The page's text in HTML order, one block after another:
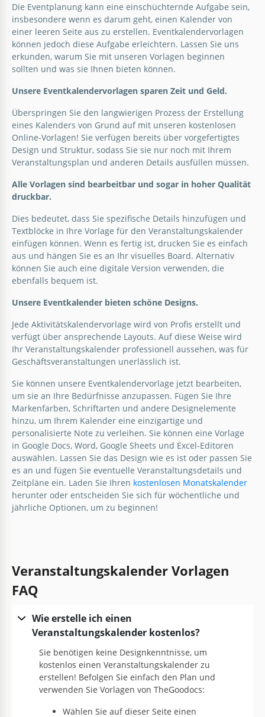
2024 Feiertagskalender
Ein kosten- und bearbeitbares
Monatskalendervorlage kann nur auf unserer
Website gefunden werden!
Spezieller Veranstaltungskalender 2021
Terminplan für 2021? Es ist an der Zeit, sie alle in
von unserem großartigen Template?
Google Docs
Weihnachts-Eventkalender
Unser einzigartiges Weihnachts-Event-Kalender-
Template ist eine großartige Möglichkeit, um dein
auffälliges, abstraktes Weihnachtsdesign ist dafür
perfekt.
Google Docs
Die Eventplanung kann eine einschüchternde Aufgabe sein,
insbesondere wenn es darum geht, einen Kalender von
einer leeren Seite aus zu erstellen. Eventkalendervorlagen
können jedoch diese Aufgabe erleichtern. Lassen Sie uns
erkunden, warum Sie mit unseren Vorlagen beginnen
sollten und was sie Ihnen bieten können.
Unsere Eventkalendervorlagen sparen Zeit und Geld.
Überspringen Sie den langwierigen Prozess der Erstellung
eines Kalenders von Grund auf mit unseren kostenlosen
Online-Vorlagen! Sie verfügen bereits über vorgefertigtes
Design und Struktur, sodass Sie sie nur noch mit Ihrem
Veranstaltungsplan und anderen Details ausfüllen müssen.
Alle Vorlagen sind bearbeitbar und sogar in hoher Qualität
druckbar.
Dies bedeutet, dass Sie spezifische Details hinzufügen und
Textblöcke in Ihre Vorlage für den Veranstaltungskalender
einfügen können. Wenn es fertig ist, drucken Sie es einfach
aus und hängen Sie es an Ihr visuelles Board. Alternativ
können Sie auch eine digitale Version verwenden, die
ebenfalls bequem ist.
Unsere Eventkalender bieten schöne Designs.
Jede Aktivitätskalendervorlage wird von Profis erstellt und
verfügt über ansprechende Layouts. Auf diese Weise wird
Ihr Veranstaltungskalender professionell aussehen, was für
Geschäftsveranstaltungen unerlässlich ist.
Sie können unsere Eventkalendervorlage jetzt bearbeiten,
um sie an Ihre Bedürfnisse anzupassen. Fügen Sie Ihre
Markenfarben, Schriftarten und andere Designelemente
hinzu, um Ihrem Kalender eine einzigartige und
personalisierte Note zu verleihen. Sie können eine Vorlage
in Google Docs, Word, Google Sheets und Excel-Editoren
auswählen. Lassen Sie das Design wie es ist oder passen Sie
es an und fügen Sie eventuelle Veranstaltungsdetails und
Zeitpläne ein. Laden Sie Ihren kostenlosen Monatskalender
herunter oder entscheiden Sie sich für wöchentliche und
jährliche Optionen, um zu beginnen!
Veranstaltungskalender Vorlagen
FAQ
Wie erstelle ich einen
Veranstaltungskalender kostenlos?
Sie benötigen keine Designkenntnisse, um
kostenlos einen Veranstaltungskalender zu
erstellen! Befolgen Sie einfach den Plan und
verwenden Sie Vorlagen von TheGoodocs:
Wählen Sie auf dieser Seite einen